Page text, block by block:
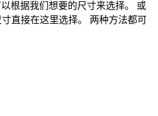
根据我们想要的尺寸来选择。 或
直接在这里选择。 两种方法都可